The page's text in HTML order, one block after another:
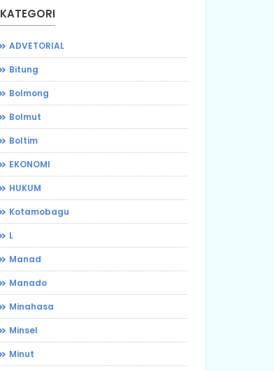
KATEGORI
ADVETORIAL
Bitung
Bolmong
Bolmut
Boltim
EKONOMI
HUKUM
Kotamobagu
L
Manad
Manado
Minahasa
Minsel
Minut